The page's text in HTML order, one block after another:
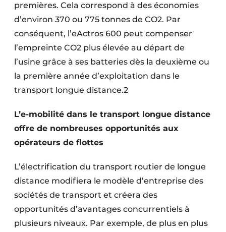
premières. Cela correspond à des économies
d’environ 370 ou 775 tonnes de CO2. Par
conséquent, l’eActros 600 peut compenser
l’empreinte CO2 plus élevée au départ de
l’usine grâce à ses batteries dès la deuxième ou
la première année d’exploitation dans le
transport longue distance.2
L’e-mobilité dans le transport longue distance
offre de nombreuses opportunités aux
opérateurs de flottes
L’électrification du transport routier de longue
distance modifiera le modèle d’entreprise des
sociétés de transport et créera des
opportunités d’avantages concurrentiels à
plusieurs niveaux. Par exemple, de plus en plus